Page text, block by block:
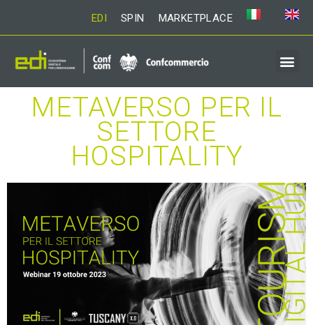
EDI SPIN MARKETPLACE
METAVERSO PER IL
SETTORE
HOSPITALITY